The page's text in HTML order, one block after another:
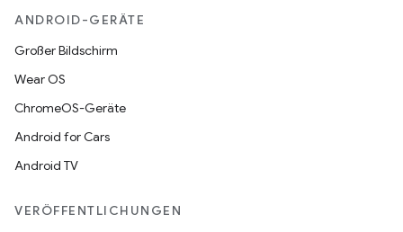
ANDROID-GERÄTE
Großer Bildschirm
Wear OS
ChromeOS-Geräte
Android for Cars
Android TV
VERÖFFENTLICHUNGEN